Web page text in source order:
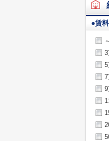
●賃料